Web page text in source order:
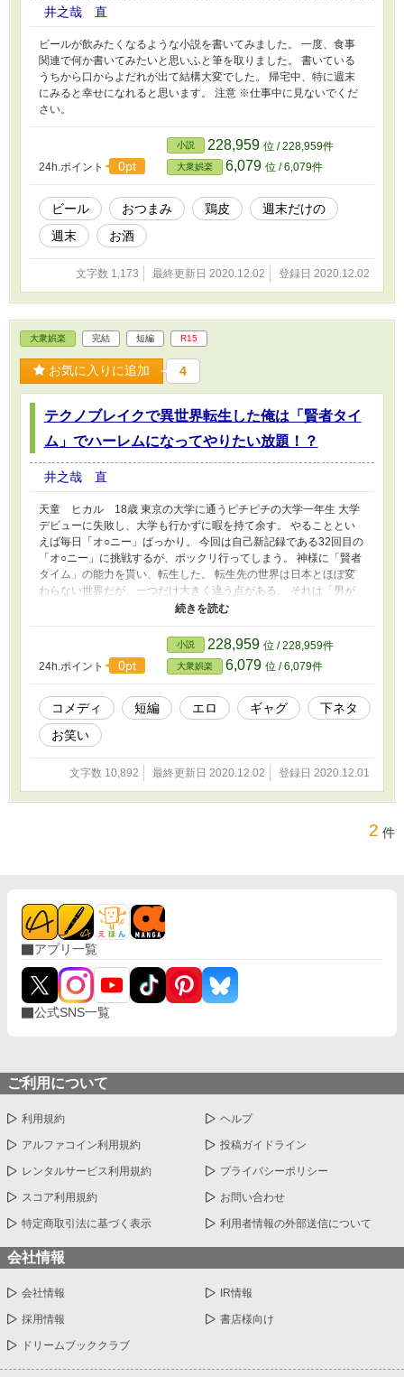
井之哉 直
ビールが飲みたくなるような小説を書いてみました。 一度、食事
関連で何か書いてみたいと思いふと筆を取りました。 書いている
うちから口からよだれが出て結構大変でした。 帰宅中、特に週末
にみると幸せになれると思います。 注意 ※仕事中に見ないでくだ
さい。
24h.ポイント 0pt
小説 228,959 位 / 228,959件
大衆娯楽 6,079 位 / 6,079件
ビール おつまみ 鶏皮
週末だけの
週末
お酒
文字数 1,173 最終更新日 2020.12.02 登録日 2020.12.02
大衆娯楽 完結 短編 R15
お気に入りに追加 4
テクノブレイクで異世界転生した俺は「賢者タイ
ム」でハーレムになってやりたい放題！？
井之哉 直
天童 ヒカル 18歳 東京の大学に通うピチピチの大学一年生 大学
デビューに失敗し、大学も行かずに暇を持て余す。 やることとい
えば毎日「オ○ニー」ばっかり。 今回は自己新記録である32回目の
「オ○ニー」に挑戦するが、ポックリ行ってしまう。 神様に「賢者
タイム」の能力を貰い、転生した。 転生先の世界は日本とほぼ変
わらない世界だが、一つだけ大きく違う点がある。 それは「男が
いないこと」それに加え、この世界の女はもう一つおかしな点があ
った。
24h.ポイント 0pt
小説 228,959 位 / 228,959件
大衆娯楽 6,079 位 / 6,079件
コメディ 短編 エロ ギャグ
下ネタ
お笑い
文字数 10,892 最終更新日 2020.12.02 登録日 2020.12.01
2 件
アプリ一覧
公式SNS一覧
ご利用について
利用規約 ヘルプ
アルファコイン利用規約 投稿ガイドライン
レンタルサービス利用規約 プライバシーポリシー
スコア利用規約 お問い合わせ
特定商取引法に基づく表示 利用者情報の外部送信について
会社情報
会社情報 IR情報
採用情報 書店様向け
ドリームブッククラブ